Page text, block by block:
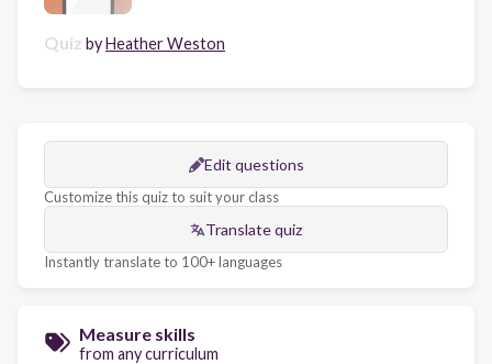
Quiz byHeather Weston
Edit questions
Customize this quiz to suit your class
Translate quiz
Instantly translate to 100+ languages
Measure skills
from any curriculum